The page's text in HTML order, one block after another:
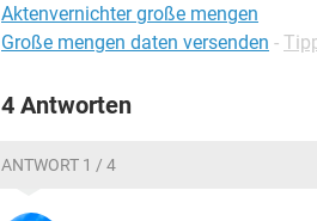
Aktenvernichter große mengen
Große mengen daten versenden -
4 Antworten
ANTWORT 1 / 4